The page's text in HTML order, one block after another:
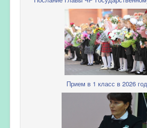
Прием в 1 класс в 2026